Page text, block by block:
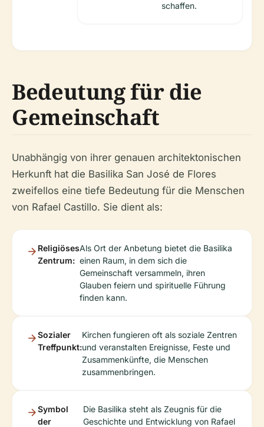
schaffen.
Bedeutung für die
Gemeinschaft
Unabhängig von ihrer genauen architektonischen
Herkunft hat die Basilika San José de Flores
zweifellos eine tiefe Bedeutung für die Menschen
von Rafael Castillo. Sie dient als:
Religiöses
Zentrum:
Als Ort der Anbetung bietet die Basilika
einen Raum, in dem sich die
Gemeinschaft versammeln, ihren
Glauben feiern und spirituelle Führung
finden kann.
Sozialer
Treffpunkt:
Kirchen fungieren oft als soziale Zentren
und veranstalten Ereignisse, Feste und
Zusammenkünfte, die Menschen
zusammenbringen.
Symbol
der
Die Basilika steht als Zeugnis für die
Geschichte und Entwicklung von Rafael